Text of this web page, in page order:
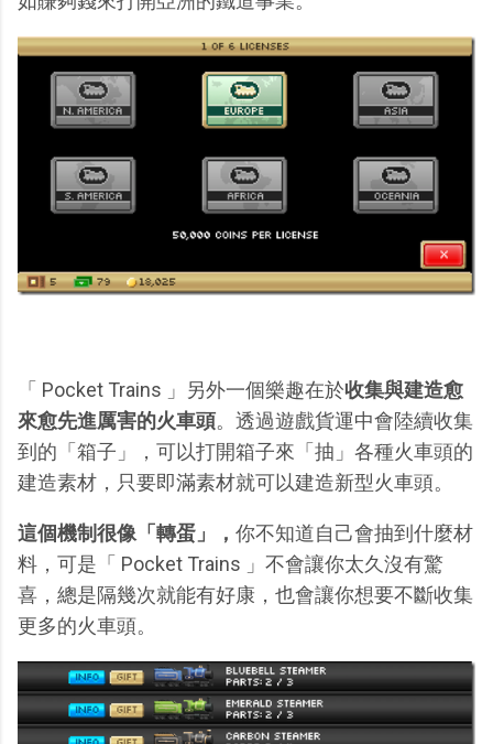
「 Pocket Trains 」另外一個樂趣在於收集與建造愈
來愈先進厲害的火車頭。透過遊戲貨運中會陸續收集
到的「箱子」，可以打開箱子來「抽」各種火車頭的
建造素材，只要即滿素材就可以建造新型火車頭。
這個機制很像「轉蛋」， 你不知道自己會抽到什麼材
料，可是「 Pocket Trains 」不會讓你太久沒有驚
喜，總是隔幾次就能有好康，也會讓你想要不斷收集
更多的火車頭。